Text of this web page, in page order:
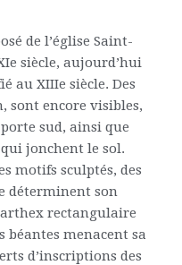
de l’église Saint-
siècle, aujourd’hui
au XIIIe siècle. Des
sont encore visibles,
sud, ainsi que
jonchent le sol.
motifs sculptés, des
déterminent son
rectangulaire
béantes menacent sa
d’inscriptions des